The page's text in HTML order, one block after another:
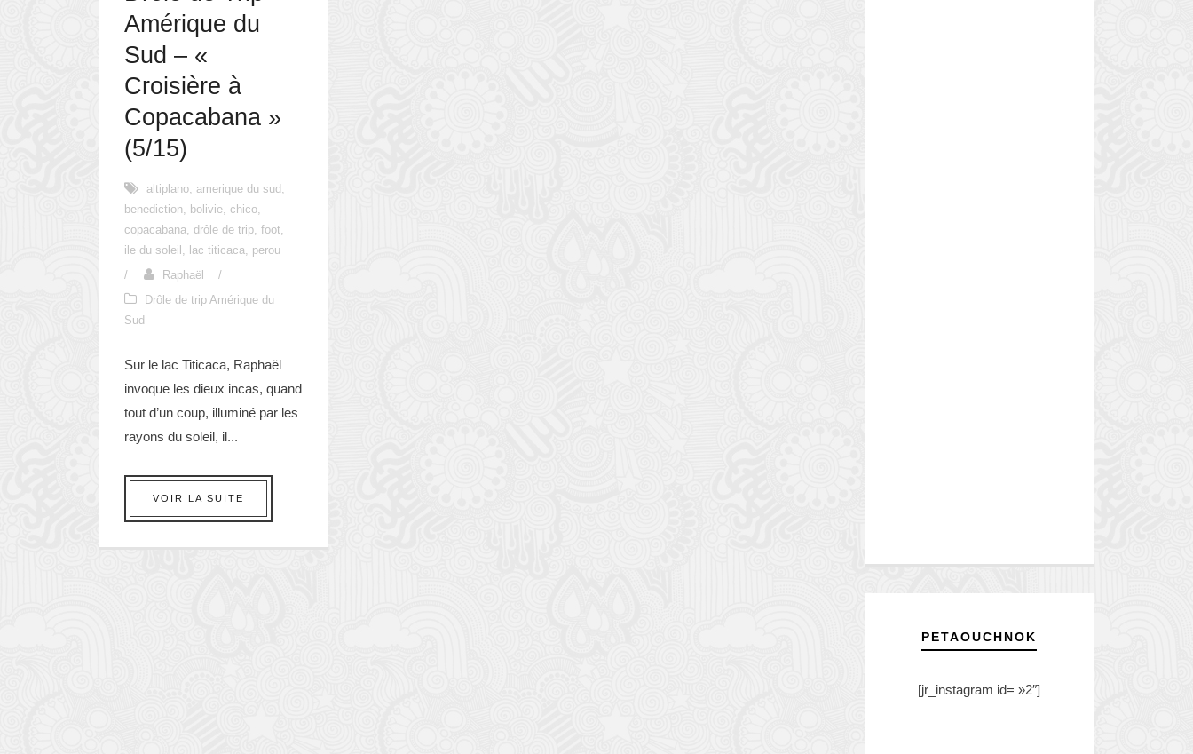
Amérique du
Sud – «
Croisière à
Copacabana »
(5/15)
altiplano amerique du sud
benediction
bolivie chico
copacabana drôle de trip foot
ile du soleil
lac titicaca
perou
/
Raphaël
/
Drôle de trip Amérique du
Sud
Sur le lac Titicaca, Raphaël
invoque les dieux incas, quand
tout d’un coup, illuminé par les
rayons du soleil, il...
VOIR LA SUITE
PETAOUCHNOK
[jr_instagram id= »2″]